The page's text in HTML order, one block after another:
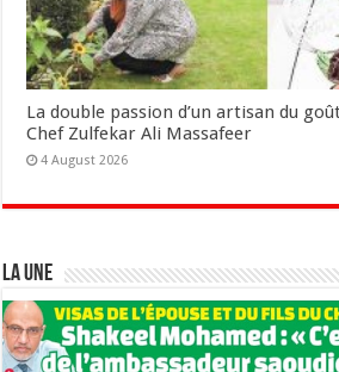
La double passion d’un artisan du
Chef Zulfekar Ali Massafeer
4 August 2026
LA UNE